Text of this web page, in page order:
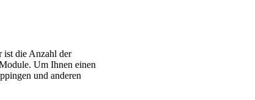
ist die Anzahl der
Um Ihnen einen
und anderen